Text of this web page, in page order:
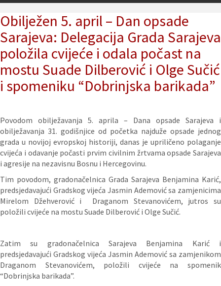
Obilježen 5. april – Dan opsade
Sarajeva: Delegacija Grada Sarajeva
položila cvijeće i odala počast na
mostu Suade Dilberović i Olge Sučić
i spomeniku “Dobrinjska barikada”
Povodom obilježavanja 5. aprila – Dana opsade Sarajeva i
obilježavanja 31. godišnjice od početka najduže opsade jednog
grada u novijoj evropskoj historiji, danas je upriličeno polaganje
cvijeća i odavanje počasti prvim civilnim žrtvama opsade Sarajeva
i agresije na nezavisnu Bosnu i Hercegovinu.
Tim povodom, gradonačelnica Grada Sarajeva Benjamina Karić,
predsjedavajući Gradskog vijeća Jasmin Ademović sa zamjenicima
Mirelom Džehverović i Draganom Stevanovićem, jutros su
položili cvijeće na mostu Suade Dilberović i Olge Sučić.
Zatim su gradonačelnica Sarajeva Benjamina Karić i
predsjedavajući Gradskog vijeća Jasmin Ademović sa zamjenikom
Draganom Stevanovićem, položili cvijeće na spomenik
“Dobrinjska barikada”.